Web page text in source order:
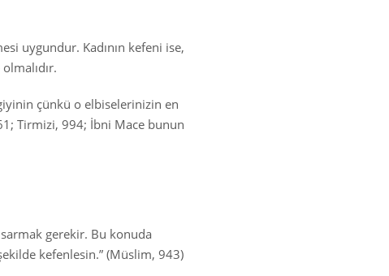
uygundur. Kadının kefeni ise,
çünkü o elbiselerinizin en
Tirmizi, 994; İbni Mace bunun
sarmak gerekir. Bu konuda
kefenlesin.” (Müslim, 943)